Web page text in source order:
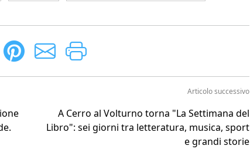
Articolo successivo
A Cerro al Volturno torna "La Settimana del
Libro": sei giorni tra letteratura, musica, sport
e grandi storie